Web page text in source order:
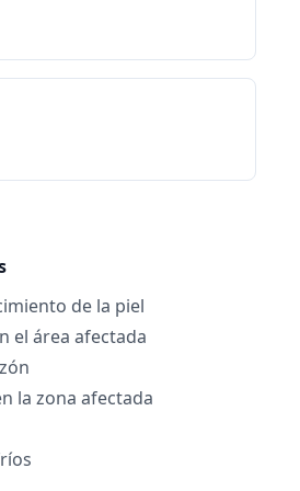
de la piel
el área afectada
la zona afectada